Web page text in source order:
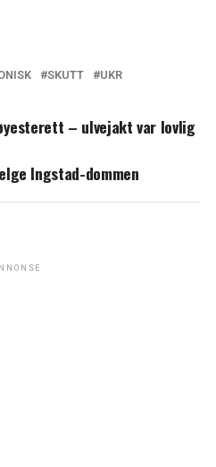
SKUTT UKR
– ulvejakt var lovlig
Ingstad-dommen